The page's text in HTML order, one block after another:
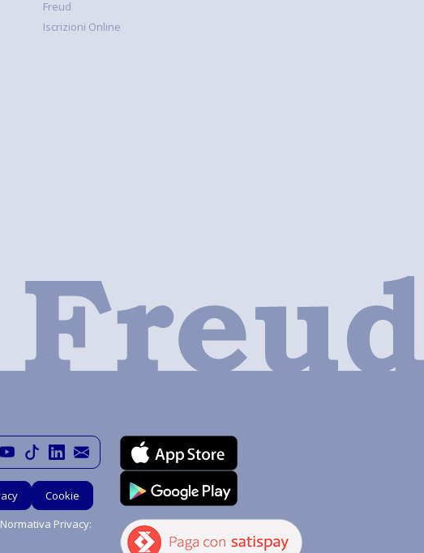
Freud
Iscrizioni Online
Cookie
Privacy: